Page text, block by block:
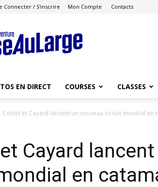
Connecter / S'inscrire Mon Compte Contacts
Course
au
Large
EN DIRECT COURSES CLASSES
Coutts et Cayard lancent un nouveau circuit mondial en
Cayard
en